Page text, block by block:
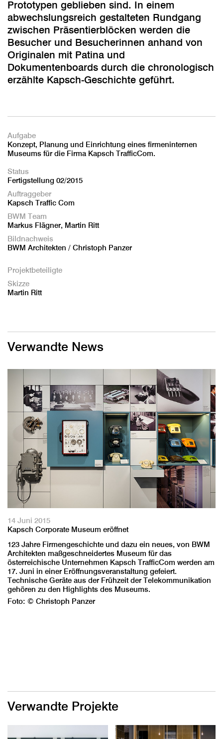
Prototypen geblieben sind. In einem
abwechslungsreich gestalteten Rundgang
zwischen Präsentierblöcken werden die
Besucher und Besucherinnen anhand von
Originalen mit Patina und
Dokumentenboards durch die chronologisch
erzählte Kapsch-Geschichte geführt.
Aufgabe
Konzept, Planung und Einrichtung eines firmeninternen
Museums für die Firma Kapsch TrafficCom.
Status
Fertigstellung 02/2015
Auftraggeber
Kapsch Traffic Com
BWM Team
Markus Flägner, Martin Ritt
Bildnachweis
BWM Architekten / Christoph Panzer
Projektbeteiligte
Skizze
Martin Ritt
Verwandte News
14 Juni 2015
Kapsch Corporate Museum eröffnet
123 Jahre Firmengeschichte und dazu ein neues, von BWM
Architekten maßgeschneidertes Museum für das
österreichische Unternehmen Kapsch TrafficCom werden am
17. Juni in einer Eröffnungsveranstaltung gefeiert.
Technische Geräte aus der Frühzeit der Telekommunikation
gehören zu den Highlights des Museums.
Foto: © Christoph Panzer
Verwandte Projekte